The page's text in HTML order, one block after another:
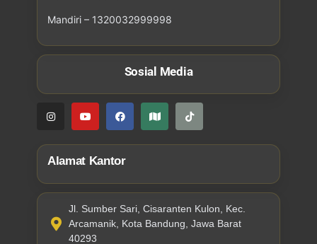
Mandiri – 1320032999998
Sosial Media
Alamat Kantor
Jl. Sumber Sari, Cisaranten Kulon, Kec.
Arcamanik, Kota Bandung, Jawa Barat
40293